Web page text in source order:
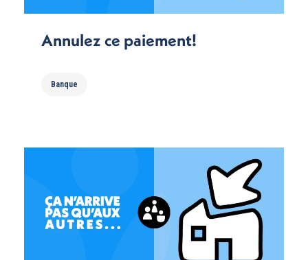
Annulez ce paiement!
Banque